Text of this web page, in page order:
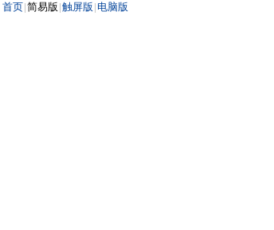
首页 简易版 触屏版 电脑版